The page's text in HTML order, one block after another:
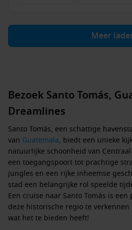
Meer
Bezoek Santo Tomás,
Dreamlines
Santo Tomás, een schattige
van Guatemala, biedt een unieke
natuurlijke schoonheid van
een toegangspoort tot prachtige
jungles en een rijke inheemse
stad een belangrijke rol speelde
Een cruise naar Santo Tomás is
deze historische regio te
wat het te bieden heeft!